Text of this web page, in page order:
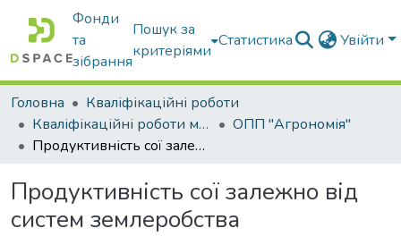
Фонди
та
зібрання
Пошук за
критеріями
Статистика Увійти
Головна
Кваліфікаційні роботи
Кваліфікаційні роботи магістрів
ОПП "Агрономія"
Продуктивність сої залежно від систем землеробства
Продуктивність сої залежно від
систем землеробства